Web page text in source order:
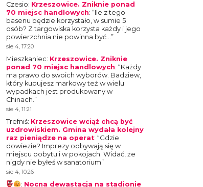
Czesio: Krzeszowice. Zniknie ponad
70 miejsc handlowych: “Ile z tego
basenu będzie korzystało, w sumie 5
osób? Z targowiska korzysta każdy i jego
powierzchnia nie powinna być…”
sie 4, 17:20
Mieszkaniec: Krzeszowice. Zniknie
ponad 70 miejsc handlowych: “Każdy
ma prawo do swoich wyborów. Badziew,
który kupujesz markowy też w wielu
wypadkach jest produkowany w
Chinach.”
sie 4, 11:21
Trefniś: Krzeszowice wciąż chcą być
uzdrowiskiem. Gmina wydała kolejny
raz pieniądze na operat: “Gdzie
dowiezie? Imprezy odbywają się w
miejscu pobytu i w pokojach. Widać, że
nigdy nie byłeś w sanatorium”
sie 4, 10:26
: Nocna dewastacja na stadionie